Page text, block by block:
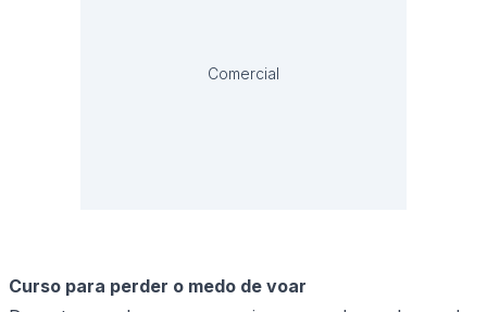
Comercial
Curso para perder o medo de voar